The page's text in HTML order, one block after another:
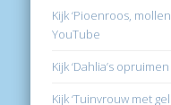
Kijk ‘Pioenroos,
YouTube
Kijk ‘Dahlia’s
Kijk ‘Tuinvrouw met